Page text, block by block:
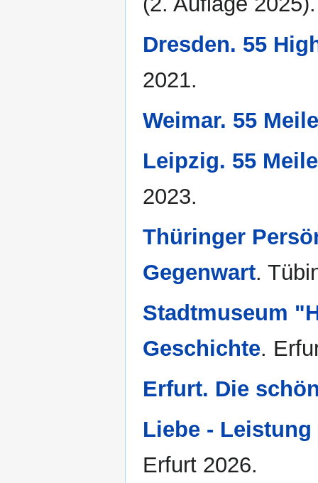
Dresden. 55
2021.
Weimar. 55
Leipzig. 55
2023.
Thüringer
Gegenwart.
Stadtmuseum
Geschichte.
Erfurt. Die
Liebe -
Erfurt 2026.